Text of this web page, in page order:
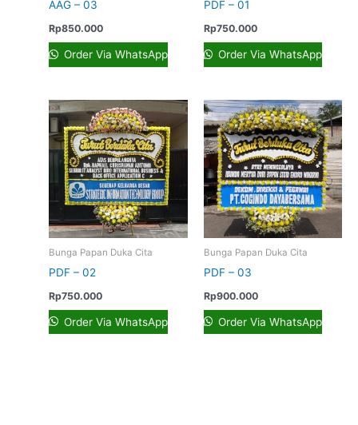
AAG – 03
Rp850.000
Order Via WhatsApp
PDF – 01
Rp750.000
Order Via WhatsApp
Bunga Papan Duka Cita
PDF – 02
Rp750.000
Order Via WhatsApp
Bunga Papan Duka Cita
PDF – 03
Rp900.000
Order Via WhatsApp